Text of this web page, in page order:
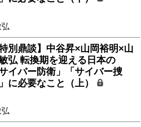
特別鼎談】中谷昇×山岡裕明×山
弘 転換期を迎える日本の
サイバー防衛」「サイバー捜
に必要なこと（上）